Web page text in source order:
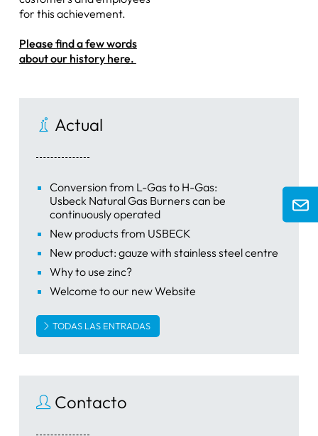
Pinzas y tijeras
Bombas de chorro de agua
for this achievement.
Please find a few words
about our history here.
Actual
Conversion from L-Gas to H-Gas:
Usbeck Natural Gas Burners can be
continuously operated
New products from USBECK
New product: gauze with stainless steel centre
Why to use zinc?
Welcome to our new Website
TODAS LAS ENTRADAS
Contacto